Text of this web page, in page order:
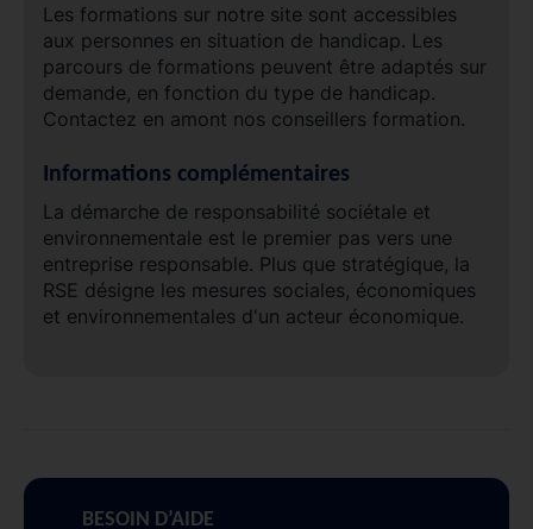
Les formations sur notre site sont accessibles
aux personnes en situation de handicap. Les
parcours de formations peuvent être adaptés sur
demande, en fonction du type de handicap.
Contactez en amont nos conseillers formation.
Informations complémentaires
La démarche de responsabilité sociétale et
environnementale est le premier pas vers une
entreprise responsable. Plus que stratégique, la
RSE désigne les mesures sociales, économiques
et environnementales d'un acteur économique.
BESOIN D’AIDE